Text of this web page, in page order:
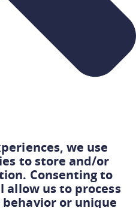
we use
to store and/or
Consenting to
allow us to process
or unique